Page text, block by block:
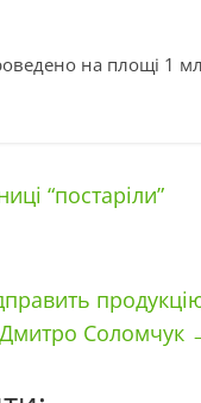
на площі 1
“постаріли”
Соломчук